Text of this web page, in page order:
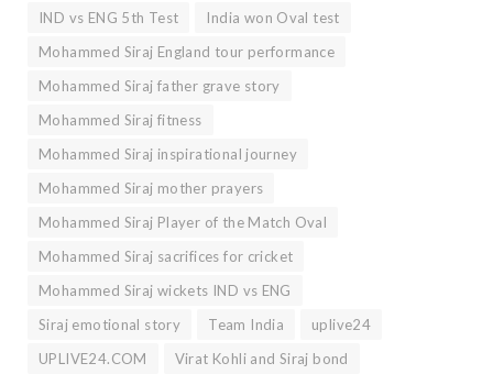
IND vs ENG 5th Test
India won Oval test
Mohammed Siraj England tour performance
Mohammed Siraj father grave story
Mohammed Siraj fitness
Mohammed Siraj inspirational journey
Mohammed Siraj mother prayers
Mohammed Siraj Player of the Match Oval
Mohammed Siraj sacrifices for cricket
Mohammed Siraj wickets IND vs ENG
Siraj emotional story
Team India
uplive24
UPLIVE24.COM
Virat Kohli and Siraj bond